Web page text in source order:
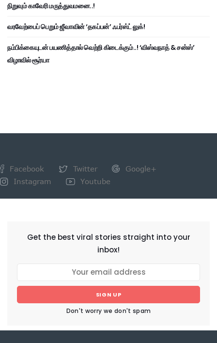
நிறுவும் காவேரி மருத்துவமனை..!
வரவேற்பைப் பெறும் ஜீவாவின் ‘தகப்பன்’ ஃபர்ஸ்ட் லுக்!
நம்பிக்கையுடன் பயணித்தால் வெற்றி கிடைக்கும்..! ‘விஸ்வநாத் & சன்ஸ்’
விழாவில் சூர்யா
Facebook Twitter
Google+
Instagram
Youtube
Get the best viral stories straight into your
inbox!
SIGN UP
Don't worry we don't spam